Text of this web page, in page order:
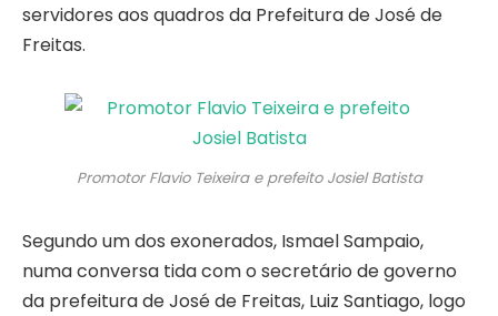
servidores aos quadros da Prefeitura de José de
Freitas.
Promotor Flavio Teixeira e prefeito Josiel Batista
Segundo um dos exonerados, Ismael Sampaio,
numa conversa tida com o secretário de governo
da prefeitura de José de Freitas, Luiz Santiago, logo